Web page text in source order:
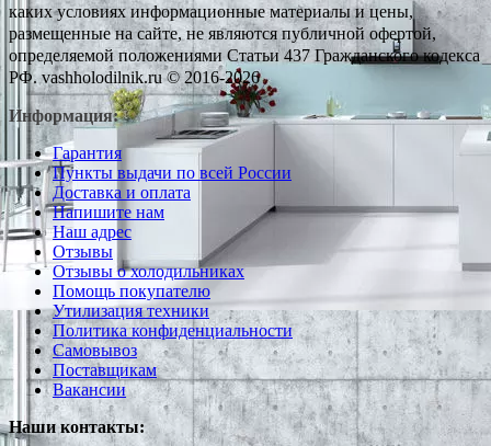
каких условиях информационные материалы и цены,
размещенные на сайте, не являются публичной офертой,
определяемой положениями Статьи 437 Гражданского кодекса
РФ. vashholodilnik.ru © 2016-2026
Информация:
Гарантия
Пункты выдачи по всей России
Доставка и оплата
Напишите нам
Наш адрес
Отзывы
Отзывы о холодильниках
Помощь покупателю
Утилизация техники
Политика конфиденциальности
Самовывоз
Поставщикам
Вакансии
Наши контакты: